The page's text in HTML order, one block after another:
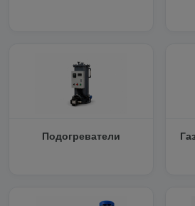
Подогреватели